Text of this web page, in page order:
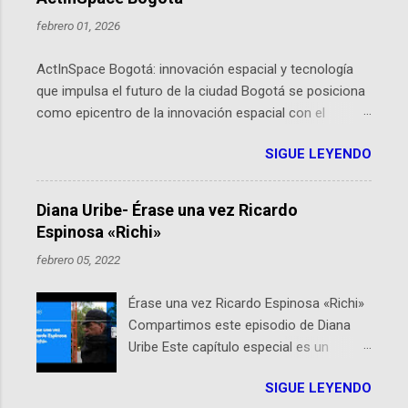
febrero 01, 2026
ActInSpace Bogotá: innovación espacial y tecnología
que impulsa el futuro de la ciudad Bogotá se posiciona
como epicentro de la innovación espacial con el
hackathon global que convierte tecnologías de la
Agencia Espacial Europea en soluciones prácticas para
la vida cotidiana. Este evento, organizado por el
Planetario de Bogotá del Idartes y la Universidad de los
Andes, reúne a expertos como el presidente de Airbus
Colombia y líderes del sector aeroespacial para inspirar
por qué importa en Bogotá ActInSpace es una
competencia mundial que opera en más de 60
ciudades, donde participantes tienen 24 horas para
idear startups basadas en tecnologías espaciales
como satélites y datos orbitales. En Bogotá, arranca
SIGUE LEYENDO
Diana Uribe- Érase una vez Ricardo
Espinosa «Richi»
febrero 05, 2022
Érase una vez Ricardo Espinosa «Richi»
Compartimos este episodio de Diana
Uribe Este capítulo especial es un
encuentran en el espíritu de este
SIGUE LEYENDO